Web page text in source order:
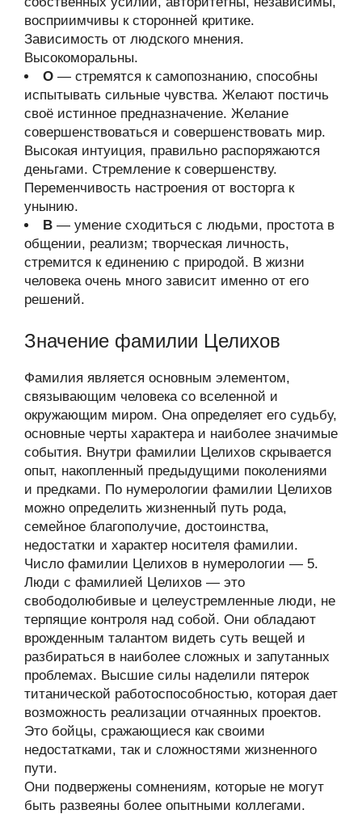
восприимчивы к сторонней критике.
Зависимость от людского мнения.
Высокоморальны.
О — стремятся к самопознанию, способны
испытывать сильные чувства. Желают постичь
своё истинное предназначение. Желание
совершенствоваться и совершенствовать мир.
Высокая интуиция, правильно распоряжаются
деньгами. Стремление к совершенству.
Переменчивость настроения от восторга к
унынию.
В — умение сходиться с людьми, простота в
общении, реализм; творческая личность,
стремится к единению с природой. В жизни
человека очень много зависит именно от его
решений.
Значение фамилии Целихов
Фамилия является основным элементом,
связывающим человека со вселенной и
окружающим миром. Она определяет его судьбу,
основные черты характера и наиболее значимые
события. Внутри фамилии Целихов скрывается
опыт, накопленный предыдущими поколениями
и предками. По нумерологии фамилии Целихов
можно определить жизненный путь рода,
семейное благополучие, достоинства,
недостатки и характер носителя фамилии.
Число фамилии Целихов в нумерологии — 5.
Люди с фамилией Целихов — это
свободолюбивые и целеустремленные люди, не
терпящие контроля над собой. Они обладают
врожденным талантом видеть суть вещей и
разбираться в наиболее сложных и запутанных
проблемах. Высшие силы наделили пятерок
титанической работоспособностью, которая дает
возможность реализации отчаянных проектов.
Это бойцы, сражающиеся как своими
недостатками, так и сложностями жизненного
пути.
Они подвержены сомнениям, которые не могут
быть развеяны более опытными коллегами.